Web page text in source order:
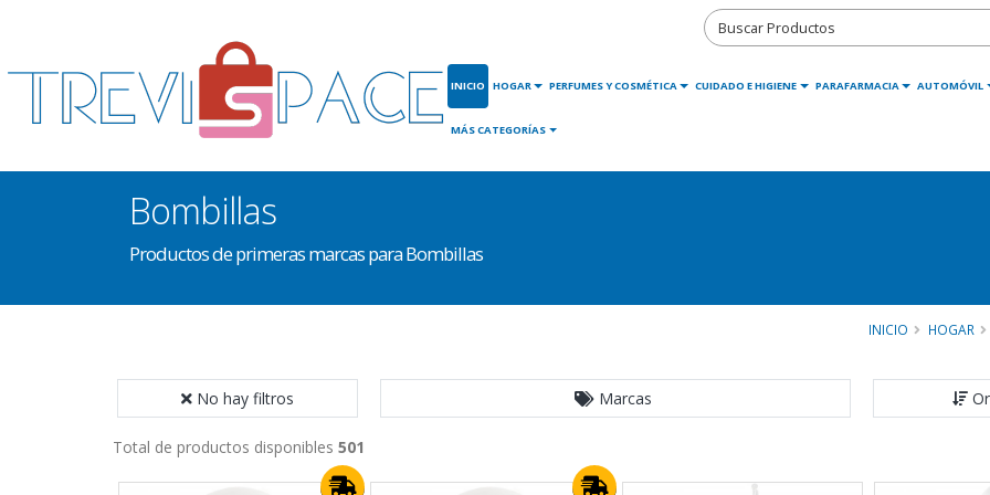
INICIO HOGAR PERFUMES Y COSMÉTICA CUIDADO E HIGIENE PARAFARMACIA AUTOMÓVIL
MÁS CATEGORÍAS
Bombillas
Productos de primeras marcas para Bombillas
INICIO HOGAR
No hay filtros Marcas
Total de productos disponibles 501